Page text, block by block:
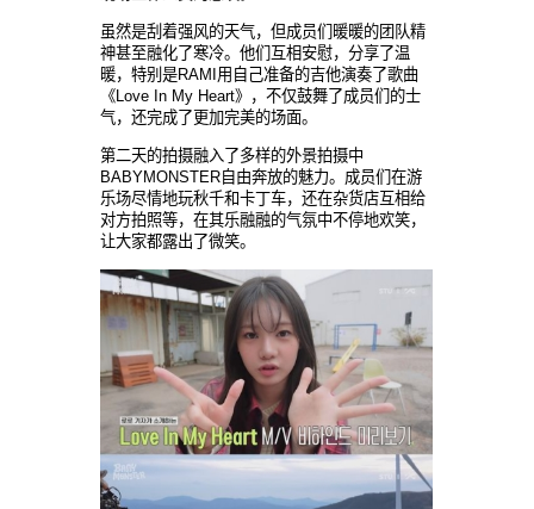
虽然是刮着强风的天气，但成员们暖暖的团队精
神甚至融化了寒冷。他们互相安慰，分享了温
暖，特别是RAMI用自己准备的吉他演奏了歌曲
《Love In My Heart》，不仅鼓舞了成员们的士
气，还完成了更加完美的场面。
第二天的拍摄融入了多样的外景拍摄中
BABYMONSTER自由奔放的魅力。成员们在游
乐场尽情地玩秋千和卡丁车，还在杂货店互相给
对方拍照等，在其乐融融的气氛中不停地欢笑，
让大家都露出了微笑。